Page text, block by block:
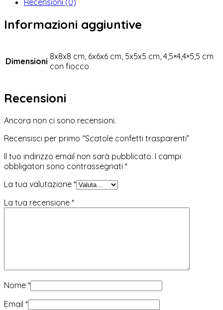
Informazioni aggiuntive
Dimensioni 8x8x8 cm, 6x6x6 cm, 5x5x5 cm, 4,5×4,4×5,5 cm
con fiocco
Recensioni
Ancora non ci sono recensioni.
Recensisci per primo “Scatole confetti trasparenti”
Il tuo indirizzo email non sarà pubblicato. I campi
obbligatori sono contrassegnati *
La tua valutazione *
La tua recensione *
Nome *
Email *